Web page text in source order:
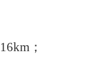
16km ；